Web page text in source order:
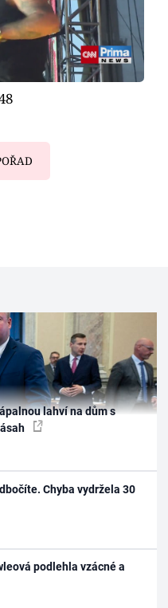
lahví na dům s
Chyba vydržela 30
podlehla vzácné a